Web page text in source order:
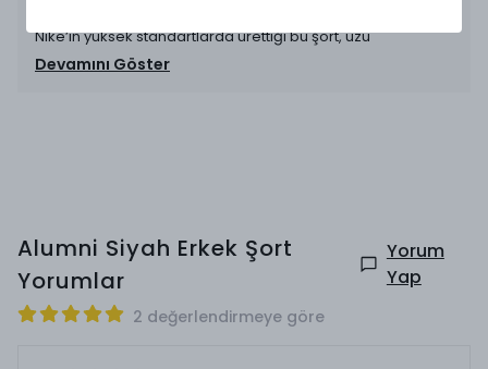
Nike’ın yüksek standartlarda ürettiği bu şort, uzu
Devamını Göster
Alumni Siyah Erkek Şort
Yorumlar
Yorum
Yap
2 değerlendirmeye göre